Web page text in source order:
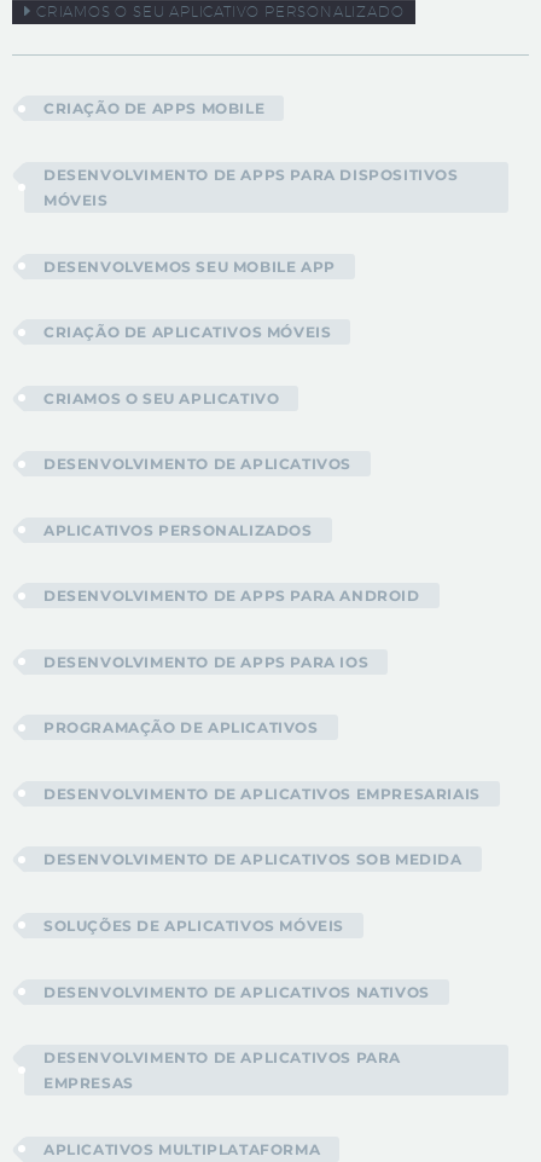
CRIAMOS O SEU APLICATIVO PERSONALIZADO
CRIAÇÃO DE APPS MOBILE
DESENVOLVIMENTO DE APPS PARA DISPOSITIVOS
MÓVEIS
DESENVOLVEMOS SEU MOBILE APP
CRIAÇÃO DE APLICATIVOS MÓVEIS
CRIAMOS O SEU APLICATIVO
DESENVOLVIMENTO DE APLICATIVOS
APLICATIVOS PERSONALIZADOS
DESENVOLVIMENTO DE APPS PARA ANDROID
DESENVOLVIMENTO DE APPS PARA IOS
PROGRAMAÇÃO DE APLICATIVOS
DESENVOLVIMENTO DE APLICATIVOS EMPRESARIAIS
DESENVOLVIMENTO DE APLICATIVOS SOB MEDIDA
SOLUÇÕES DE APLICATIVOS MÓVEIS
DESENVOLVIMENTO DE APLICATIVOS NATIVOS
DESENVOLVIMENTO DE APLICATIVOS PARA
EMPRESAS
APLICATIVOS MULTIPLATAFORMA